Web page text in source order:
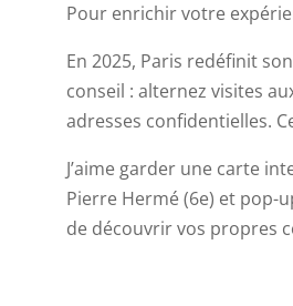
Pour enrichir votre
En 2025, Paris redéfinit
conseil : alternez visites
adresses confidentielles.
J’aime garder une carte
Pierre Hermé (6e) et pop-
de découvrir vos propres